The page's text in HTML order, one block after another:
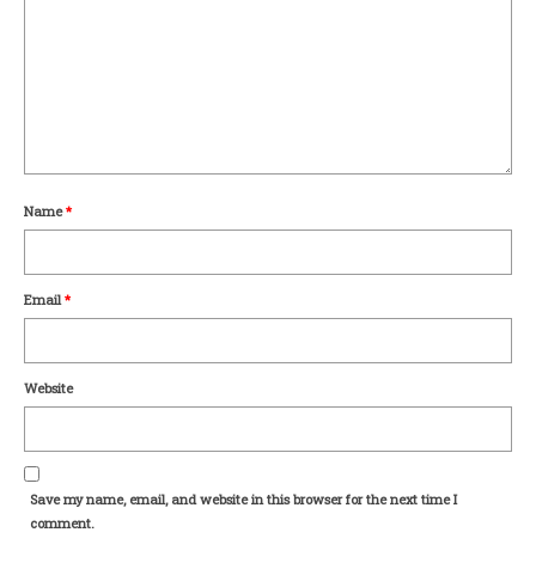
Name*
Email*
Website
Save my name, email, and website in this browser for the next time I
comment.